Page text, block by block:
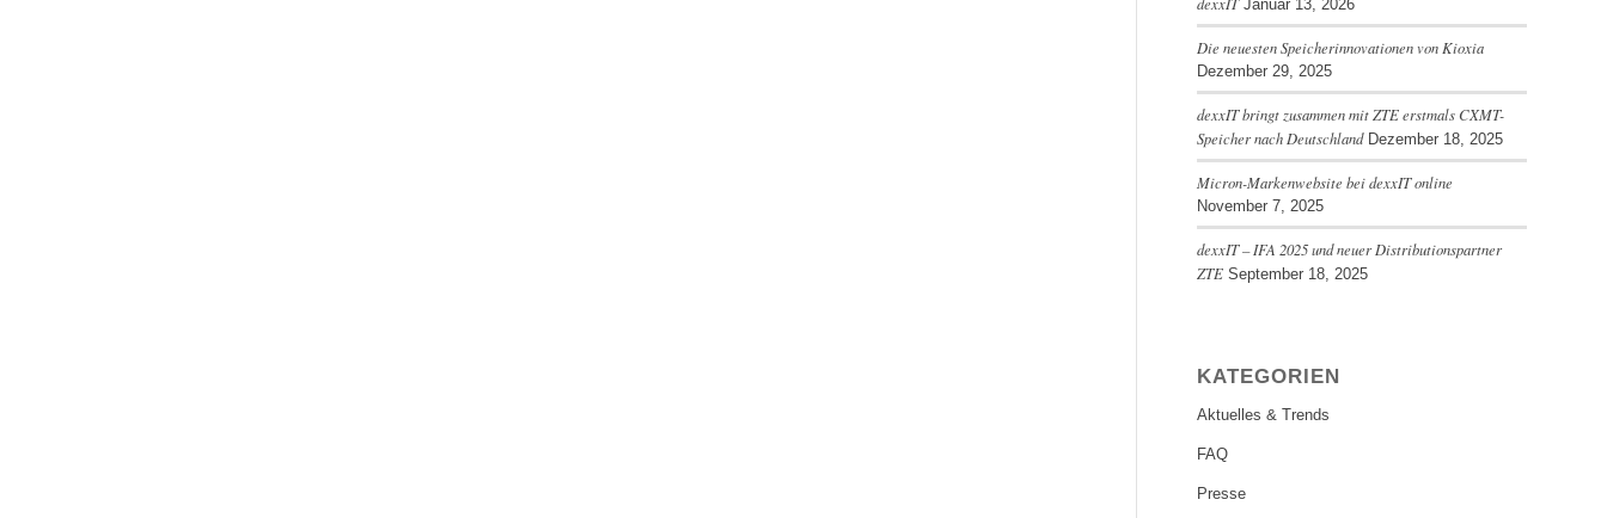
Januar 13, 2026
Die neuesten Speicherinnovationen von Kioxia
Dezember 29, 2025
dexxIT bringt zusammen mit ZTE erstmals CXMT-
Speicher nach Deutschland Dezember 18, 2025
Micron-Markenwebsite bei dexxIT online
November 7, 2025
dexxIT – IFA 2025 und neuer Distributionspartner
ZTE September 18, 2025
KATEGORIEN
Aktuelles & Trends
FAQ
Presse